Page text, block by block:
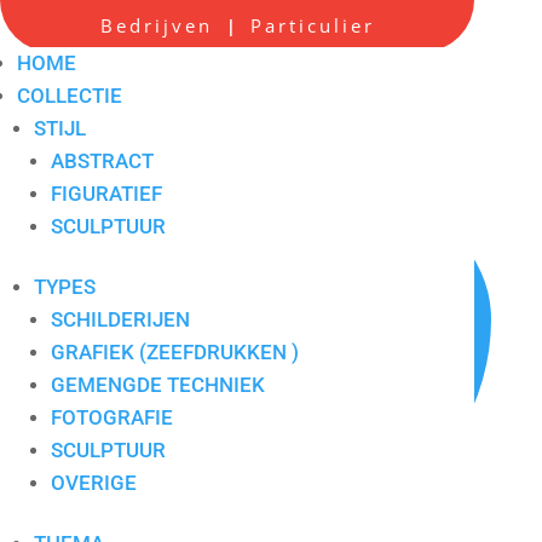
Bedrijven | Particulier
HOME
COLLECTIE
STIJL
ABSTRACT
FIGURATIEF
SCULPTUUR
TYPES
SCHILDERIJEN
GRAFIEK (ZEEFDRUKKEN )
GEMENGDE TECHNIEK
FOTOGRAFIE
SCULPTUUR
OVERIGE
Peter Bastiaansen 3
Artikelnummer: